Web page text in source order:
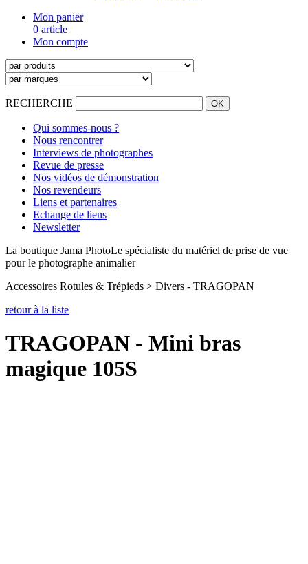
Mon panier
0 article
Mon compte
RECHERCHE
Qui sommes-nous ?
Nous rencontrer
Interviews de photographes
Revue de presse
Nos vidéos de démonstration
Nos revendeurs
Liens et partenaires
Echange de liens
Newsletter
La boutique Jama PhotoLe spécialiste du matériel de prise de vue
pour le photographe animalier
Accessoires Rotules & Trépieds > Divers - TRAGOPAN
retour à la liste
TRAGOPAN - Mini bras
magique 105S